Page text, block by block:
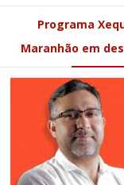
Programa
Maranhão em